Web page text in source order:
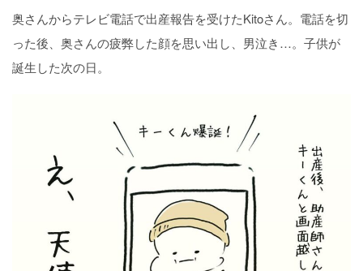
奥さんからテレビ電話で出産報告を受けたKitoさん。電話を切
った後、奥さんの疲弊した顔を思い出し、男泣き…。子供が
誕生した次の日。